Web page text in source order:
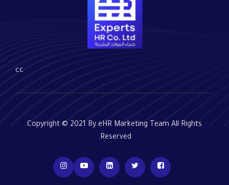
cc
Copyright © 2021 By eHR Marketing Team All Rights
Reserved.